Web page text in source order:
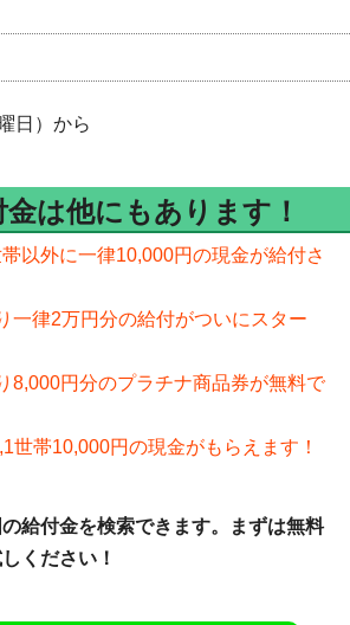
日）から
は他にもあります！
帯以外に一律10,000円の現金が給付さ
一律2万円分の給付がついにスター
8,000円分のプラチナ商品券が無料で
世帯10,000円の現金がもらえます！
給付金を検索できます。まずは無料
ください！